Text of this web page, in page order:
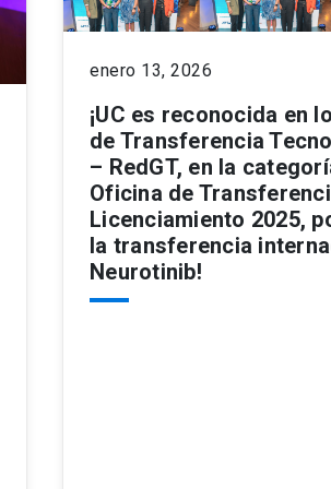
enero 13, 2026
¡UC es reconocida en
de Transferencia
– RedGT, en la
Oficina de
Licenciamiento 2025,
la transferencia
Neurotinib!